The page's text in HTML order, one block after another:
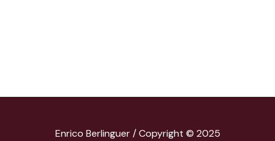
Enrico Berlinguer / Copyright © 2025